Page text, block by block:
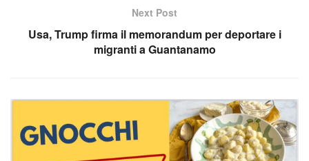
Next Post
Usa, Trump firma il memorandum per deportare i
migranti a Guantanamo